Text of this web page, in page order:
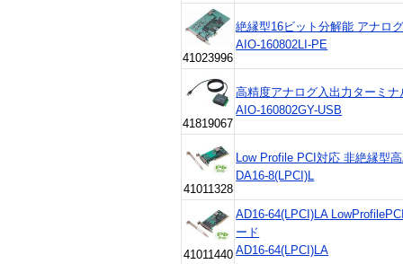
41023996
絶縁型16ビット分解能 アナロ
AIO-160802LI-PE
41819067
高精度アナログ入出力ターミ
AIO-160802GY-USB
41011328
Low Profile PCI対応 非絶縁型
DA16-8(LPCI)L
41011440
AD16-64(LPCI)LA
ード
AD16-64(LPCI)LA